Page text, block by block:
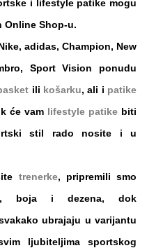
i lifestyle patike mogu
Online Shop-u.
adidas, Champion, New
, Sport Vision ponudu
ili košarku, ali i patike
će vam lifestyle patike biti
stil rado nosite i u
trenerke, pripremili smo
boja i dezena, dok
ubrajaju u varijantu
ljubiteljima sportskog